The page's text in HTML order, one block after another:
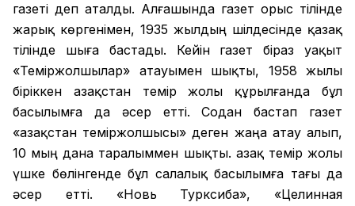
газеті деп аталды. Алғашында газет орыс тілінде
жарық көргенімен, 1935 жылдың шілдесінде қазақ
тілінде шыға бастады. Кейін газет біраз уақыт
«Теміржолшылар» атауымен шықты, 1958 жылы
біріккен Қазақстан темір жолы құрылғанда бұл
басылымға да әсер етті. Содан бастап газет
«Қазақстан теміржолшысы» деген жаңа атау алып,
10 мың дана таралыммен шықты. Қазақ темір жолы
үшке бөлінгенде бұл салалық басылымға тағы да
әсер етті. «Новь Турксиба», «Целинная